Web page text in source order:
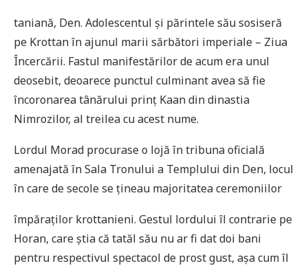
taniană, Den. Adolescentul și părintele său sosiseră
pe Krottan în ajunul marii sărbători imperiale – Ziua
Încercării. Fastul manifestărilor de acum era unul
deosebit, deoarece punctul culminant avea să fie
încoronarea tânărului prinţ Kaan din dinastia
Nimrozilor, al treilea cu acest nume.
Lordul Morad procurase o lojă în tribuna oficială
amenajată în Sala Tronului a Templului din Den, locul
în care de secole se ţineau majoritatea ceremoniilor
împăraţilor krottanieni. Gestul lordului îl contrarie pe
Horan, care știa că tatăl său nu ar fi dat doi bani
pentru respectivul spectacol de prost gust, așa cum îl